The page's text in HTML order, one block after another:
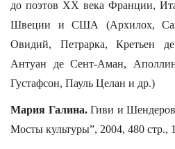
до поэтов XX века Франции,
Швеции и США (Архилох,
Овидий, Петрарка, Кретьен
Антуан де Сент-Аман,
Густафсон, Пауль Целан и др.)
Мария Галина.Гиви и
Мосты культуры”, 2004, 480 стр.,